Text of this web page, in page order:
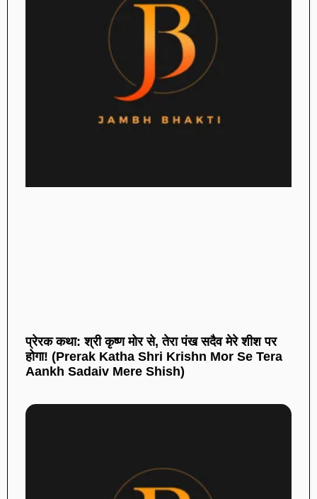
प्रेरक कथा: श्री कृष्ण मोर से, तेरा पंख सदैव मेरे शीश पर
होगा! (Prerak Katha Shri Krishn Mor Se Tera
Aankh Sadaiv Mere Shish)